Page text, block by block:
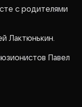
с родителями
Лактюнькин.
Павел